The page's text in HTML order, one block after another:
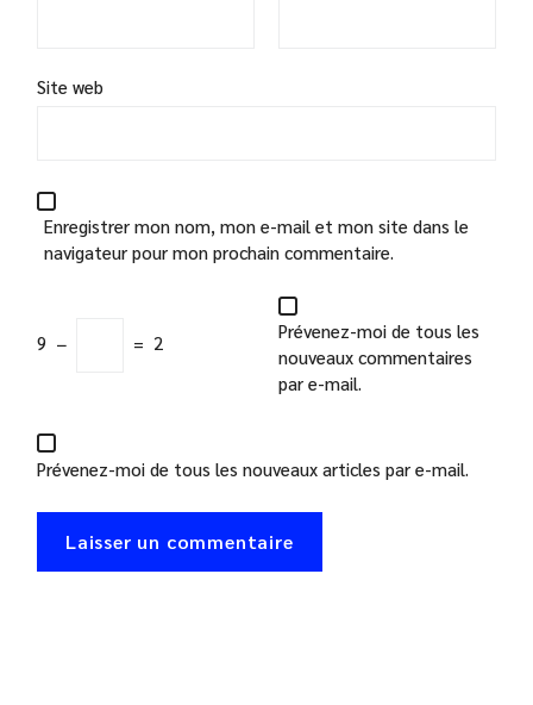
Site web
Enregistrer mon nom, mon e-mail et mon site dans le
navigateur pour mon prochain commentaire.
9 − = 2
Prévenez-moi de tous les
nouveaux commentaires
par e-mail.
Prévenez-moi de tous les nouveaux articles par e-mail.